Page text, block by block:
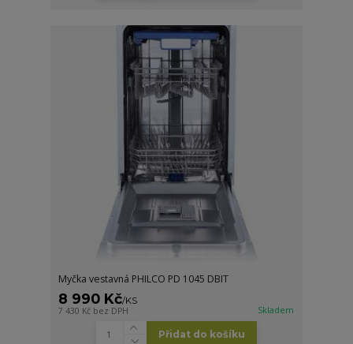
Myčka vestavná PHILCO PD 1045 DBIT
8 990 Kč/KS
7 430 Kč bez DPH Skladem
Přidat do košíku